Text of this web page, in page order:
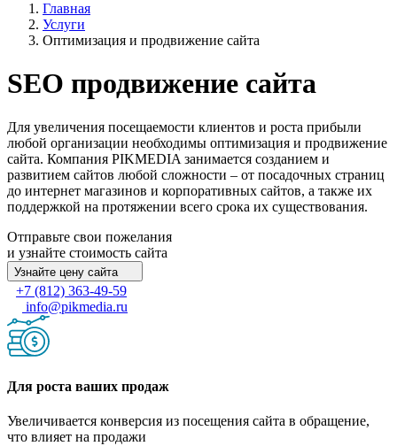
Главная
Услуги
Оптимизация и продвижение сайта
SEO продвижение сайта
Для увеличения посещаемости клиентов и роста прибыли
любой организации необходимы оптимизация и продвижение
сайта. Компания PIKMEDIA занимается созданием и
развитием сайтов любой сложности – от посадочных страниц
до интернет магазинов и корпоративных сайтов, а также их
поддержкой на протяжении всего срока их существования.
Отправьте свои пожелания
и узнайте стоимость сайта
Узнайте цену сайта
+7 (812) 363-49-59
info@pikmedia.ru
Для роста ваших продаж
Увеличивается конверсия из посещения сайта в обращение,
что влияет на продажи